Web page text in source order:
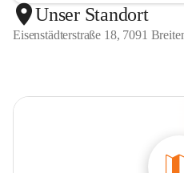
Unser Standort
Eisenstädterstraße 18, 7091